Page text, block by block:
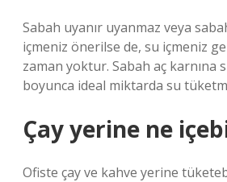
Sabah uyanır uyanmaz veya
içmeniz önerilse de, su içmeniz
zaman yoktur. Sabah aç karnına
boyunca ideal miktarda su
Çay yerine ne
Ofiste çay ve kahve yerine